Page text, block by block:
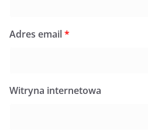
Adres email*
Witryna internetowa